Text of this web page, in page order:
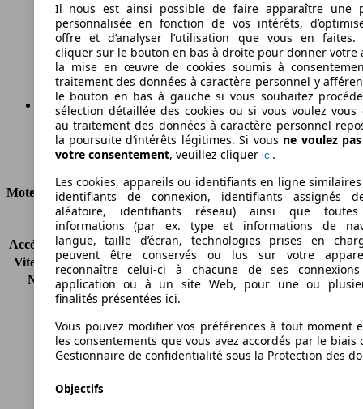
153 g/km
Émissions de CO2 (combinées)*
Ø 6.4 l/100km
Consommation
Moteur et Puissance
KW (CH)
73 kW (100 PS)
Accélération (0-100 km/h) 11.0s
Vitesse maximale (km/h) 184 km/h
Nombre de vitesses
5
Couple
143 nm
Carburant
Essence
Cylindres
4
Type de traction
Il nous est ainsi possible de faire apparaître une
personnalisée en fonction de vos intérêts,
offre et d’analyser l’utilisation que vous en faites.
cliquer sur le bouton en bas à droite pour donner votre
la mise en œuvre de cookies soumis à
traitement des données à caractère personnel y
le bouton en bas à gauche si vous souhaitez
sélection détaillée des cookies ou si vous voulez vous
au traitement des données à caractère personnel
la poursuite d’intérêts légitimes. Si vous ne voulez
votre consentement, veuillez cliquer ici.
Les cookies, appareils ou identifiants en ligne
identifiants de connexion, identifiants assignés
aléatoire, identifiants réseau) ainsi que
informations (par ex. type et informations de
langue, taille d’écran, technologies prises en
peuvent être conservés ou lus sur votre
reconnaître celui-ci à chacune de ses
application ou à un site Web, pour une ou
finalités présentées ici.
Vous pouvez modifier vos préférences à tout moment
les consentements que vous avez accordés par le biais
Gestionnaire de confidentialité sous la Protection des
Objectifs